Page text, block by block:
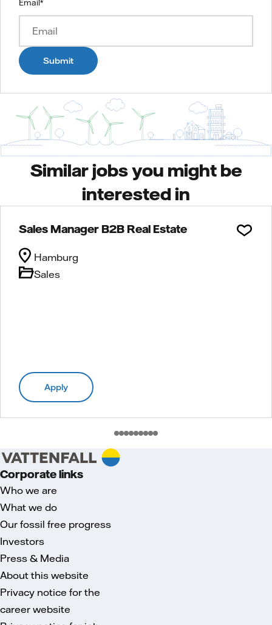
Email*
Submit
Similar jobs you might be
interested in
Sales Manager B2B Real Estate
Sales
Hamburg
Apply
Corporate links
Who we are
What we do
Our fossil free progress
Investors
Press & Media
About this website
Privacy notice for the
career website